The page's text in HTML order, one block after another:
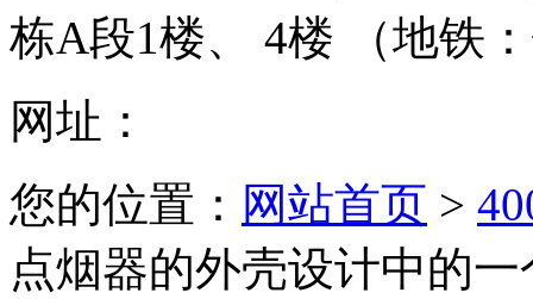
栋A段1楼、 4楼 （地铁
网址：
您的位置： 网站首页 >
点烟器的外壳设计中的